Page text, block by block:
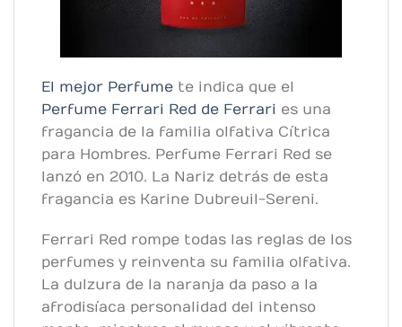
El mejor Perfume te indica que el
Perfume Ferrari Red de Ferrari es una
fragancia de la familia olfativa Cítrica
para Hombres. Perfume Ferrari Red se
lanzó en 2010. La Nariz detrás de esta
fragancia es Karine Dubreuil-Sereni.
Ferrari Red rompe todas las reglas de los
perfumes y reinventa su familia olfativa.
La dulzura de la naranja da paso a la
afrodisíaca personalidad del intenso